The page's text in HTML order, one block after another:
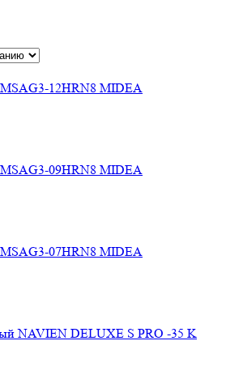
12HRN8 MIDEA
09HRN8 MIDEA
07HRN8 MIDEA
NAVIEN DELUXE S PRO -35 K